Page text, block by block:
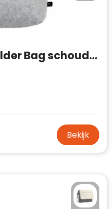
GRS RPET Felt Shoulder Bag schoudertas
Bekijk